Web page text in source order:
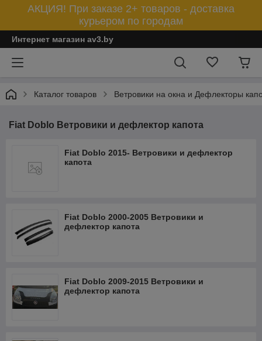
АКЦИЯ! При заказе 2+ товаров - доставка
курьером по городам
Интернет магазин av3.by
Каталог товаров Ветровики на окна и Дефлекторы
Fiat Doblo Ветровики и дефлектор капота
Fiat Doblo 2015- Ветровики и дефлектор
капота
Fiat Doblo 2000-2005 Ветровики и
дефлектор капота
Fiat Doblo 2009-2015 Ветровики и
дефлектор капота